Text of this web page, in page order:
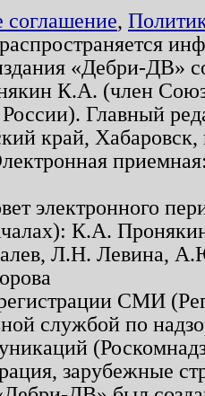
соглашение,
«Дебри-ДВ»
К.А. (член
Главный
край,
электронного
К.А.
Л.Н. Левина,
СМИ
службой по
зарубежные